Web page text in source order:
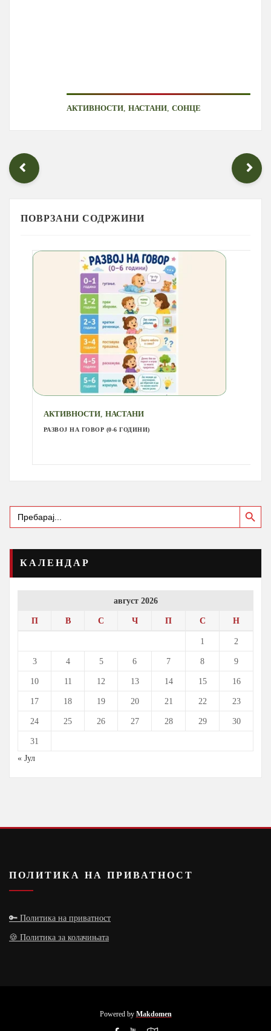
АКТИВНОСТИ ,НАСТАНИ ,СОНЦЕ
ПОВРЗАНИ СОДРЖИНИ
АКТИВНОСТИ,НАСТАНИ
РАЗВОЈ НА ГОВОР (0-6 ГОДИНИ)
Search
for:
Search Button
КАЛЕНДАР
август 2026
П В С Ч П С Н
1 2
3 4 5 6 7 8 9
10 11 12 13 14 15 16
17 18 19 20 21 22 23
24 25 26 27 28 29 30
31
« Јул
ПОЛИТИКА НА ПРИВАТНОСТ
🔑 Политика на приватност
🍪 Политика за колачињата
Powered by Makdomen